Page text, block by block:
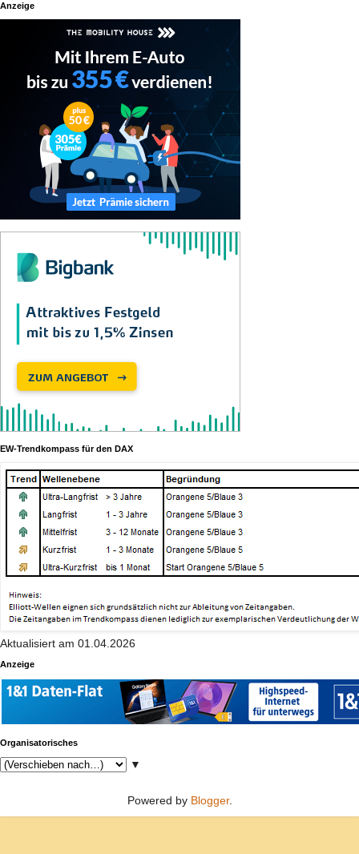
Anzeige
EW-Trendkompass für den DAX
Aktualisiert am 01.04.2026
Anzeige
Organisatorisches
▼
Powered by Blogger.